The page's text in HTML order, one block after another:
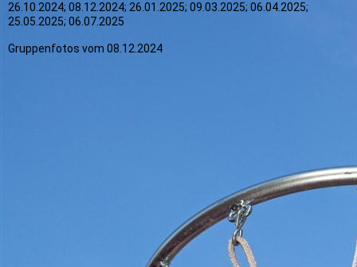
26.10.2024; 08.12.2024; 26.01.2025; 09.03.2025; 06.04.2025;
25.05.2025; 06.07.2025
Gruppenfotos vom 08.12.2024